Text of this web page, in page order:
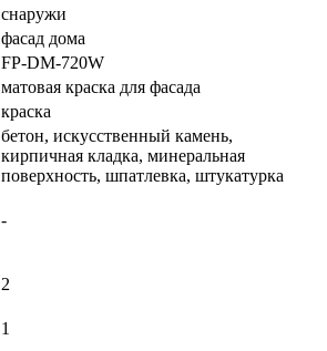
снаружи
фасад дома
FP-DM-720W
матовая краска для фасада
краска
бетон, искусственный камень,
кирпичная кладка, минеральная
поверхность, шпатлевка, штукатурка
-
2
1